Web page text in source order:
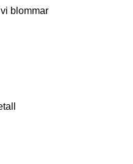
blommar